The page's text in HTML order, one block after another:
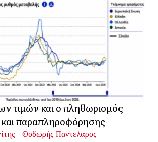
τιμών και ο πληθωρισμός
και παραπληροφόρησης
- Θοδωρής Παντελάρος